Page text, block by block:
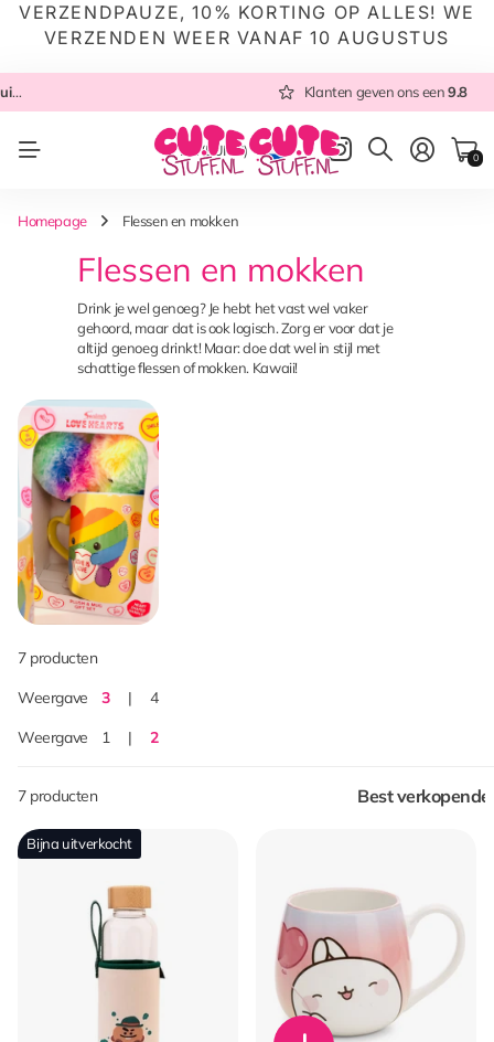
VERZENDPAUZE, 10% KORTING OP ALLES! WE
VERZENDEN WEER VANAF 10 AUGUSTUS
vanuit NL 9.8
Altijd met zorg ingepakt
NL(EUR €) 0
Homepage Flessen en mokken
Flessen en mokken
Drink je wel genoeg? Je hebt het vast wel vaker
gehoord, maar dat is ook logisch. Zorg er voor dat je
altijd genoeg drinkt! Maar: doe dat wel in stijl met
schattige flessen of mokken. Kawaii!
7 producten
Weergave
3
4
Weergave
1 2
7 producten
Bijna uitverkocht